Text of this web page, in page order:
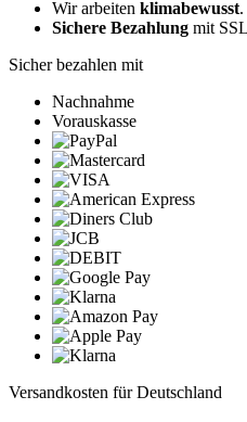
Wir arbeiten klimabewusst.
Sichere Bezahlung mit
Sicher bezahlen mit
Nachnahme
Vorauskasse
Versandkosten für Deutschland